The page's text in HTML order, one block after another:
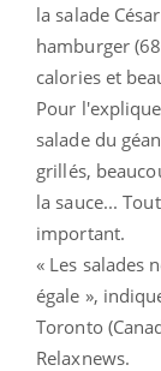
la salade
hamburger
calories et
Pour
salade du
grillés,
la sauce...
important.
« Les salades
égale »,
Toronto
Relaxnews.